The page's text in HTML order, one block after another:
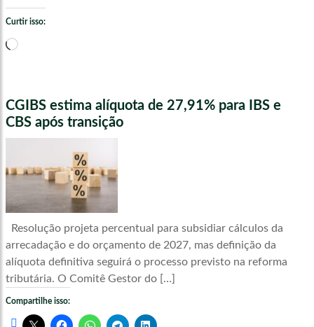
Curtir isso:
Carregando...
CGIBS estima alíquota de 27,91% para IBS e
CBS após transição
Resolução projeta percentual para subsidiar cálculos da
arrecadação e do orçamento de 2027, mas definição da
alíquota definitiva seguirá o processo previsto na reforma
tributária. O Comitê Gestor do […]
Compartilhe isso: